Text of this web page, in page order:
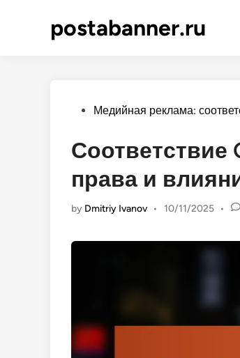
postabanner.ru
PostedМедийная реклама:
Соответствие
права и
by Dmitriy Ivanov • 10/11/2025 •